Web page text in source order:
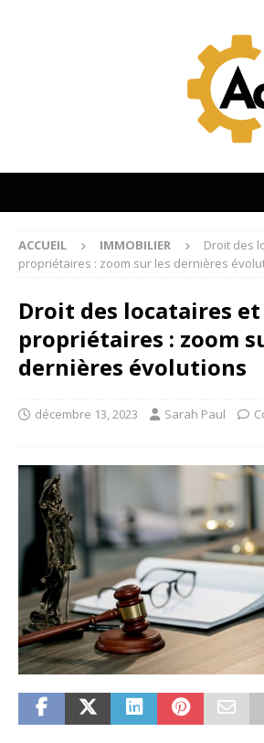
ACCUEIL IMMOBILIER
Droit des
propriétaires : zoom sur les dernières
Droit des locataires et
propriétaires : zoom
dernières évolutions
décembre 13, 2023 Sarah Paul